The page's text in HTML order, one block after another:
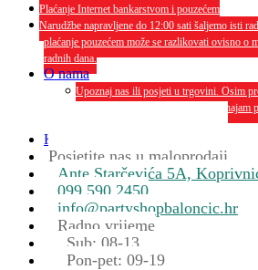
Plaćanje Internet bankarstvom i pouzećem
Narudžbe napravljene do 12:00 sati šaljemo isti
plaćanje pouzećem može se razlikovati ovisno o
radnih dana.
O nama
Upoznaj nas ili posjeti u trgovini. Osim
dekoriranja interijera i eksterija te najam
Kontakt
Posjetite nas u maloprodaji
Ante Starčevića 5A,
099 590 2450
info@partyshopbaloncic.hr
Radno vrijeme
Sub: 08-13
Pon-pet: 09-19